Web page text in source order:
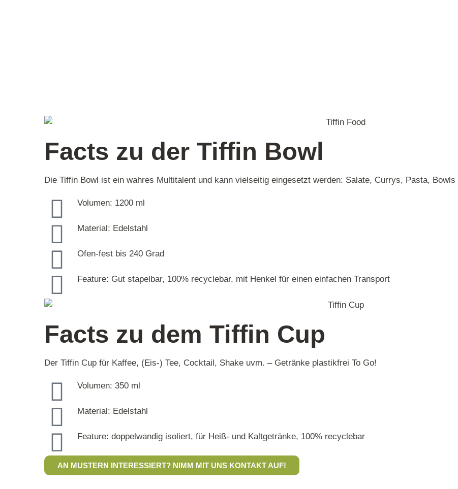
Facts zu der Tiffin Bowl
Die Tiffin Bowl ist ein wahres Multitalent und kann vielseitig eingesetzt werden: Salate, Currys, Pasta, Bowls
Volumen: 1200 ml
Material: Edelstahl
Ofen-fest bis 240 Grad
Feature: Gut stapelbar, 100% recyclebar, mit Henkel für einen einfachen Transport
Facts zu dem Tiffin Cup
Der Tiffin Cup für Kaffee, (Eis-) Tee, Cocktail, Shake uvm. – Getränke plastikfrei To Go!
Volumen: 350 ml
Material: Edelstahl
Feature: doppelwandig isoliert, für Heiß- und Kaltgetränke, 100% recyclebar
AN MUSTERN INTERESSIERT? NIMM MIT UNS KONTAKT AUF!